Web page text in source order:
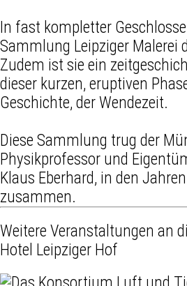
In fast kompletter
Sammlung Leipziger Malerei
Zudem ist sie ein
dieser kurzen, eruptiven
Geschichte, der Wendezeit.
Diese Sammlung trug der
Physikprofessor und
Klaus Eberhard, in den
zusammen.
Weitere Veranstaltungen an
Hotel Leipziger Hof